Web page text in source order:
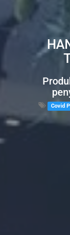
Covid